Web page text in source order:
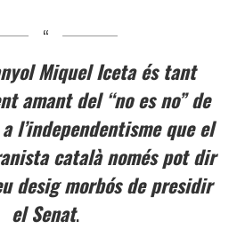
Miquel Iceta és tant
amant del “no es no” de
l’independentisme que el
català només pot dir
desig morbós de presidir
el Senat.